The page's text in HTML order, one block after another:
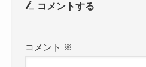
コメントする
コメント ※